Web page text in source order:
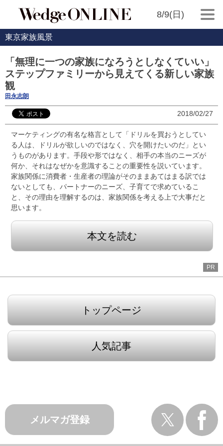
8/9(日)
東京家族風景
「無理に一つの家族になろうとしなくていい」
ステップファミリーから見えてくる新しい家族
観
田永志朗
2018/02/27
マーケティングの有名な格言として「ドリルを買おうとしてい
る人は、ドリルが欲しいのではなく、穴を開けたいのだ」とい
うものがあります。手段や形ではなく、相手の本当のニーズが
何か、それはなぜかを意識することの重要性を説いています。
家族関係に消費者・生産者の理論がそのままあてはまる訳では
ないとしても、パートナーのニーズ、子育てで求めているこ
と、その理由を理解するのは、家族関係を考える上で大事だと
思います。
本文を読む
PR
トップページ
人気記事
メルマガ登録